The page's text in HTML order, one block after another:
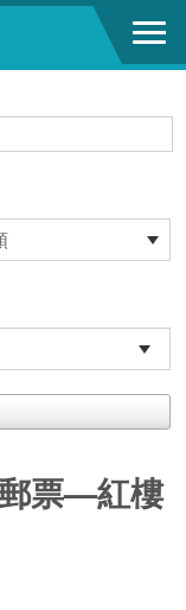
票—紅樓